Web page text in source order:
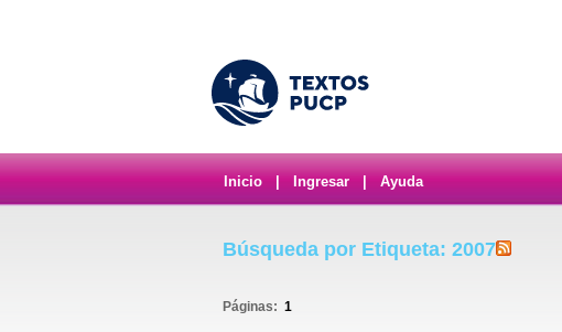
Inicio Ingresar Ayuda
Búsqueda por Etiqueta: 2007
Páginas: 1